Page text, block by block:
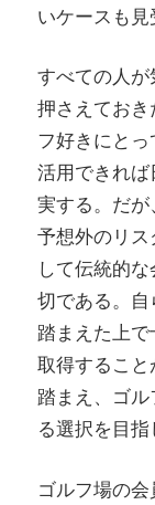
いケースも見
すべての人
押さえてお
フ好きにと
活用できれ
実する。だが
予想外のリ
して伝統的
切である。
踏まえた上
取得するこ
踏まえ、ゴ
る選択を目指
ゴルフ場の